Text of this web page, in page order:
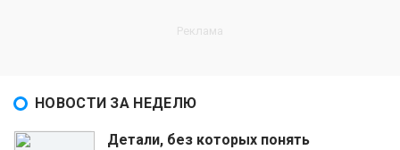
НОВОСТИ ЗА НЕДЕЛЮ
Детали, без которых понять